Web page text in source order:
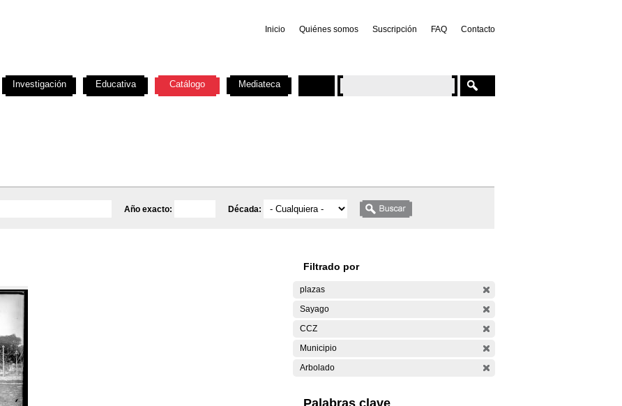
Inicio Quiénes somos Suscripción FAQ Contacto
Año exacto: Década:
Filtrado por
plazas
Sayago
CCZ
Municipio
Arbolado
Palabras clave
Investigación Educativa Catálogo Mediateca